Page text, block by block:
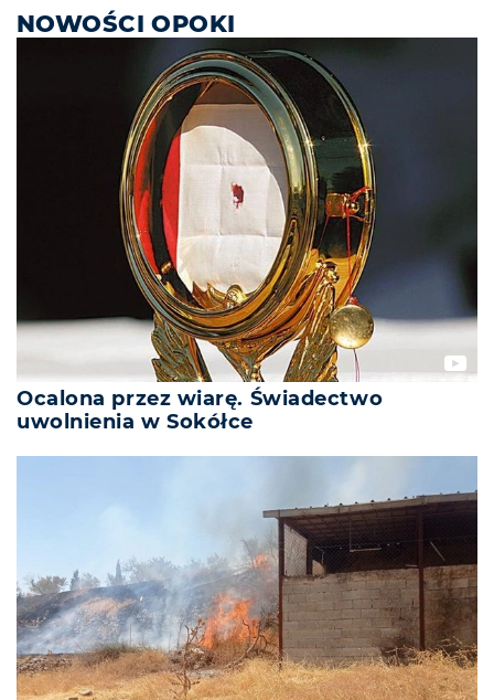
NOWOŚCI OPOKI
Ocalona przez wiarę. Świadectwo
uwolnienia w Sokółce